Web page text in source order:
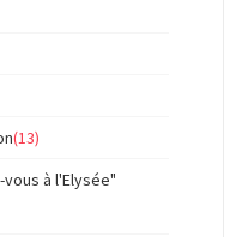
(13)
vous à l'Elysée"